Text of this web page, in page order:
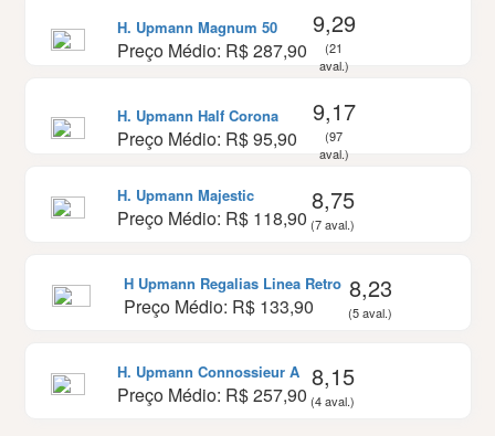
H. Upmann Magnum 50
Preço Médio: R$ 287,90
9,29
(21
aval.)
H. Upmann Half Corona
Preço Médio: R$ 95,90
9,17
(97
aval.)
H. Upmann Majestic
Preço Médio: R$ 118,90
8,75
(7 aval.)
H Upmann Regalias Linea Retro
Preço Médio: R$ 133,90
8,23
(5 aval.)
H. Upmann Connossieur A
Preço Médio: R$ 257,90
8,15
(4 aval.)